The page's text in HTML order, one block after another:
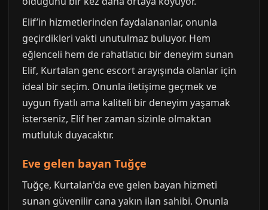
Elif’in hizmetlerinden faydalananlar, onunla
geçirdikleri vakti unutulmaz buluyor. Hem
eğlenceli hem de rahatlatıcı bir deneyim sunan
Elif, Kurtalan genc escort arayışında olanlar için
ideal bir seçim. Onunla iletişime geçmek ve
uygun fiyatlı ama kaliteli bir deneyim yaşamak
isterseniz, Elif her zaman sizinle olmaktan
mutluluk duyacaktır.
Eve gelen bayan Tuğçe
Tuğçe, Kurtalan'da eve gelen bayan hizmeti
sunan güvenilir cana yakın ilan sahibi. Onunla